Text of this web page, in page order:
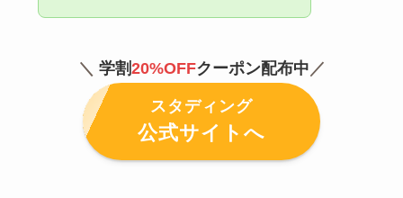
＼ 学割20%OFFクーポン配布中 ／
スタディング
公式サイトへ